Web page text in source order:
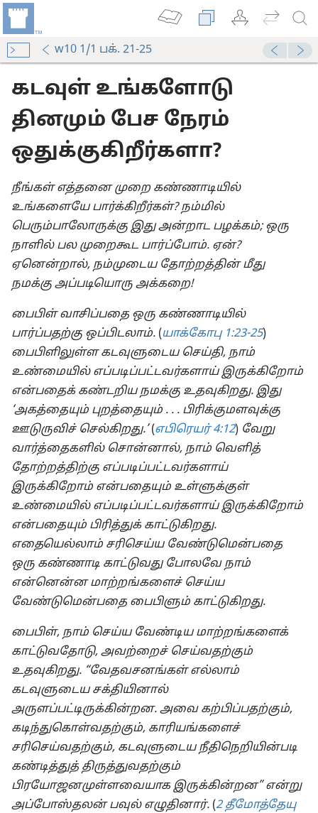
w10 1/1 பக். 21-25
கடவுள் உங்களோடு
தினமும் பேச நேரம்
ஒதுக்குகிறீர்களா?
நீங்கள் எத்தனை முறை கண்ணாடியில்
உங்களையே பார்க்கிறீர்கள்? நம்மில்
பெரும்பாலோருக்கு இது அன்றாட பழக்கம்; ஒரு
நாளில் பல முறைகூட பார்ப்போம். ஏன்?
ஏனென்றால், நம்முடைய தோற்றத்தின் மீது
நமக்கு அப்படியொரு அக்கறை!
பைபிள் வாசிப்பதை ஒரு கண்ணாடியில்
பார்ப்பதற்கு ஒப்பிடலாம். (யாக்கோபு 1:23-25)
பைபிளிலுள்ள கடவுளுடைய செய்தி, நாம்
உண்மையில் எப்படிப்பட்டவர்களாய் இருக்கிறோம்
என்பதைக் கண்டறிய நமக்கு உதவுகிறது. இது
‘அகத்தையும் புறத்தையும் . . . பிரிக்குமளவுக்கு
ஊடுருவிச் செல்கிறது.’(எபிரெயர் 4:12) வேறு
வார்த்தைகளில் சொன்னால், நாம் வெளித்
தோற்றத்திற்கு எப்படிப்பட்டவர்களாய்
இருக்கிறோம் என்பதையும் உள்ளுக்குள்
உண்மையில் எப்படிப்பட்டவர்களாய் இருக்கிறோம்
என்பதையும் பிரித்துக் காட்டுகிறது.
எதையெல்லாம் சரிசெய்ய வேண்டுமென்பதை
ஒரு கண்ணாடி காட்டுவது போலவே நாம்
என்னென்ன மாற்றங்களைச் செய்ய
வேண்டுமென்பதை பைபிளும் காட்டுகிறது.
பைபிள், நாம் செய்ய வேண்டிய மாற்றங்களைக்
காட்டுவதோடு, அவற்றைச் செய்வதற்கும்
உதவுகிறது. “வேதவசனங்கள் எல்லாம்
கடவுளுடைய சக்தியினால்
அருளப்பட்டிருக்கின்றன. அவை கற்பிப்பதற்கும்,
கடிந்துகொள்வதற்கும், காரியங்களைச்
சரிசெய்வதற்கும், கடவுளுடைய நீதிநெறியின்படி
கண்டித்துத் திருத்துவதற்கும்
பிரயோஜனமுள்ளவையாக இருக்கின்றன” என்று
அப்போஸ்தலன் பவுல் எழுதினார். (2 தீமோத்தேயு